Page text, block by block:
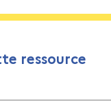
ressource